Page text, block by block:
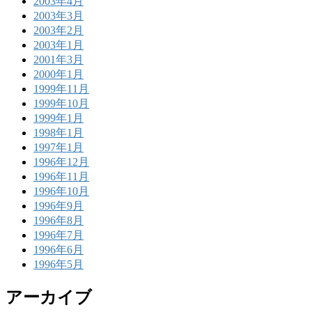
2003年3月
2003年2月
2003年1月
2001年3月
2000年1月
1999年11月
1999年10月
1999年1月
1998年1月
1997年1月
1996年12月
1996年11月
1996年10月
1996年9月
1996年8月
1996年7月
1996年6月
1996年5月
アーカイブ